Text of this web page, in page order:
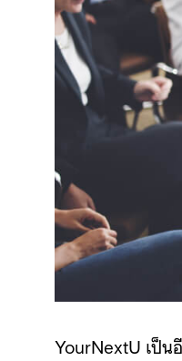
YourNextU เป็น